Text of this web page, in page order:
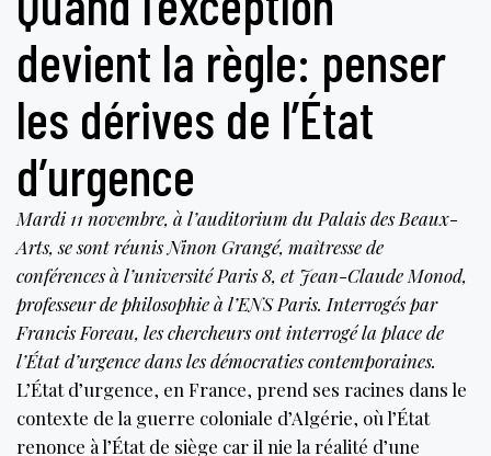
devient la règle: penser
les dérives de l’État
d’urgence
Mardi 11 novembre, à l’auditorium du Palais des Beaux-
Arts, se sont réunis Ninon Grangé, maîtresse de
conférences à l’université Paris 8, et Jean-Claude Monod,
professeur de philosophie à l’ENS Paris. Interrogés par
Francis Foreau, les chercheurs ont interrogé la place de
l’État d’urgence dans les démocraties contemporaines.
L’État d’urgence, en France, prend ses racines dans le
contexte de la guerre coloniale d’Algérie, où l’État
renonce à l’État de siège car il nie la réalité d’une